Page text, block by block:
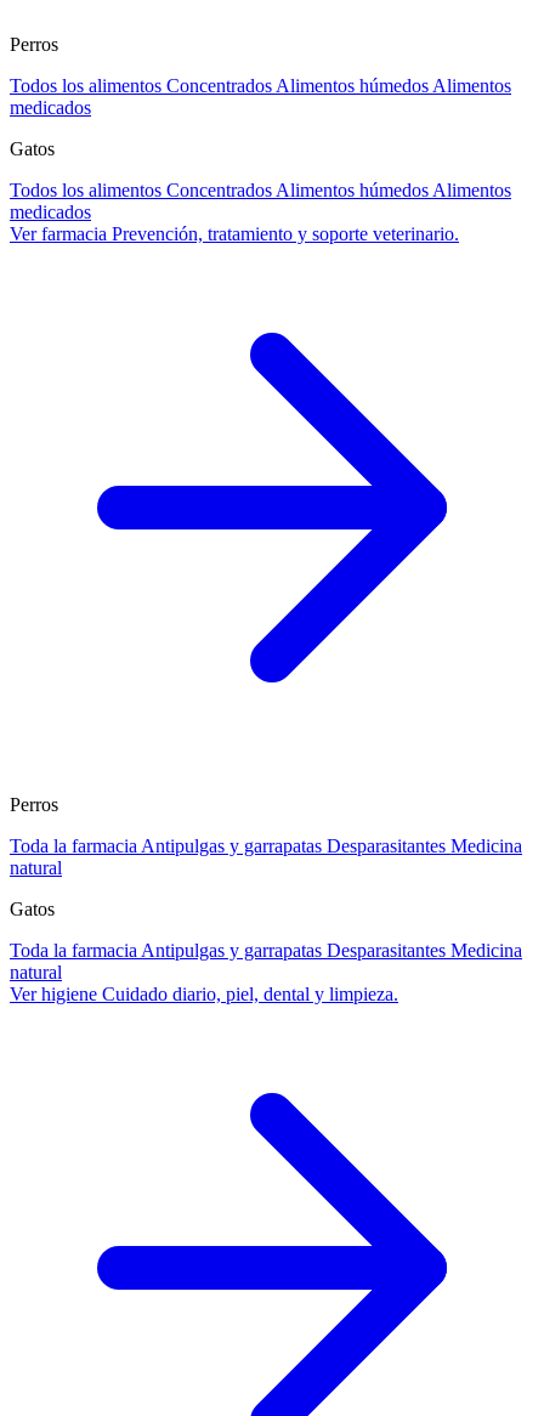
Perros
Todos los alimentos Concentrados Alimentos húmedos Alimentos
medicados
Gatos
Todos los alimentos Concentrados Alimentos húmedos Alimentos
medicados
Ver farmacia Prevención, tratamiento y soporte veterinario.
Perros
Toda la farmacia Antipulgas y garrapatas Desparasitantes Medicina
natural
Gatos
Toda la farmacia Antipulgas y garrapatas Desparasitantes Medicina
natural
Ver higiene Cuidado diario, piel, dental y limpieza.